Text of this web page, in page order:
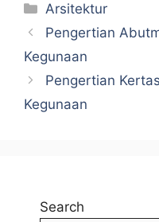
Categories
Arsitektur
Pengertian
Kegunaan
Pengertian
Kegunaan
Search